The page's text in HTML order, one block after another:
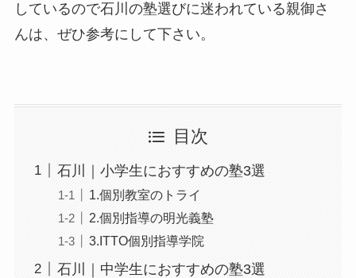
しているので石川の塾選びに迷われている親御さ
んは、ぜひ参考にして下さい。
目次
石川｜小学生におすすめの塾3選
1.個別教室のトライ
2.個別指導の明光義塾
3.ITTO個別指導学院
石川｜中学生におすすめの塾3選